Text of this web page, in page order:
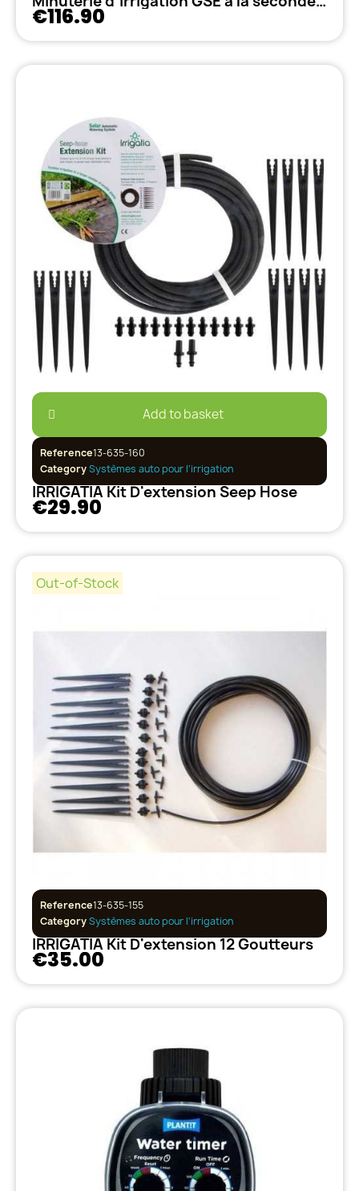
€116.90
Add to basket
Reference13-635-160
CategorySystèmes auto pour l'irrigation
IRRIGATIA Kit D'extension Seep Hose
€29.90
Out-of-Stock
Reference13-635-155
CategorySystèmes auto pour l'irrigation
IRRIGATIA Kit D'extension 12 Goutteurs
€35.00